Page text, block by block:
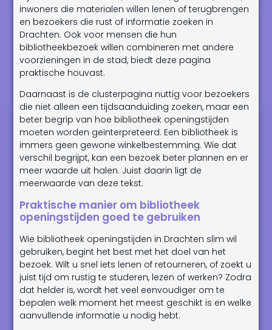
inwoners die materialen willen lenen of terugbrengen
en bezoekers die rust of informatie zoeken in
Drachten. Ook voor mensen die hun
bibliotheekbezoek willen combineren met andere
voorzieningen in de stad, biedt deze pagina
praktische houvast.
Daarnaast is de clusterpagina nuttig voor bezoekers
die niet alleen een tijdsaanduiding zoeken, maar een
beter begrip van hoe bibliotheek openingstijden
moeten worden geïnterpreteerd. Een bibliotheek is
immers geen gewone winkelbestemming. Wie dat
verschil begrijpt, kan een bezoek beter plannen en er
meer waarde uit halen. Juist daarin ligt de
meerwaarde van deze tekst.
Praktische manier om bibliotheek
openingstijden goed te gebruiken
Wie bibliotheek openingstijden in Drachten slim wil
gebruiken, begint het best met het doel van het
bezoek. Wilt u snel iets lenen of retourneren, of zoekt u
juist tijd om rustig te studeren, lezen of werken? Zodra
dat helder is, wordt het veel eenvoudiger om te
bepalen welk moment het meest geschikt is en welke
aanvullende informatie u nodig hebt.